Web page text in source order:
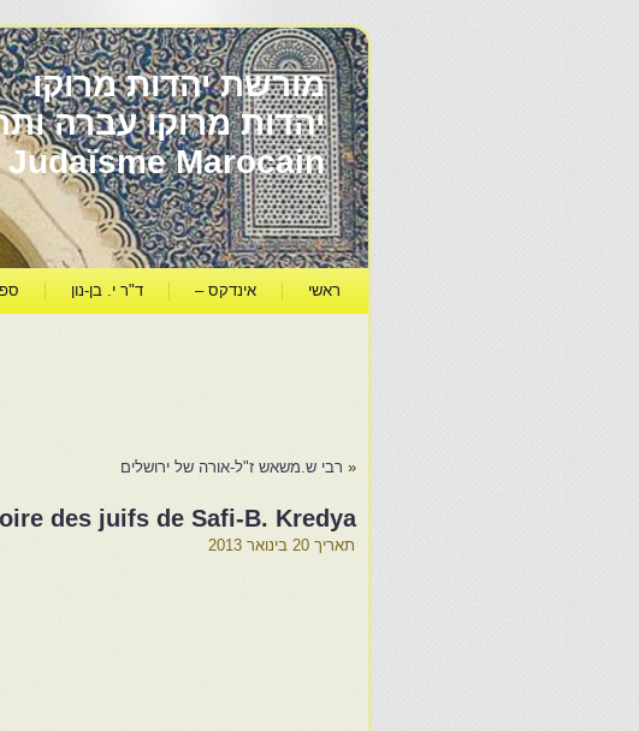
מורשת יהדות מרוקו
Marocain
ראשי אינדקס – ד"ר י. בן-נון
« רבי ש.משאש ז"ל-אורה של ירושלים
des juifs de Safi-B. Kredya
תאריך 20 בינואר 2013